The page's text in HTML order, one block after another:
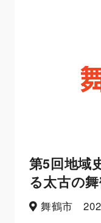
第5回地域
る太古の
舞鶴市